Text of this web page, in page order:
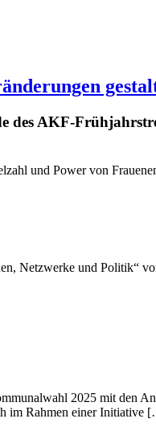
AKF-
und Power von
Netzwerke und Politik“
2025 mit den
im Rahmen einer Initiative